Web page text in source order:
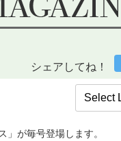
シェアしてね！
」が毎号登場します。